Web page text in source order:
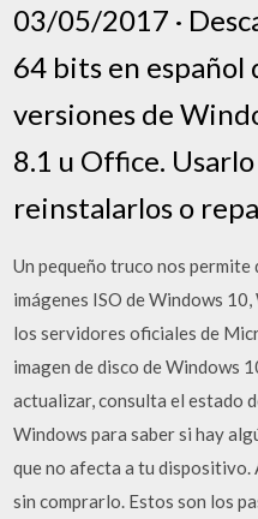
03/05/2017 ·
64 bits en español
versiones de
8.1 u Office.
reinstalarlos o
Un pequeño truco nos
imágenes ISO de Windows
los servidores oficiales de
imagen de disco de Windows
actualizar, consulta el estado
Windows para saber si hay
que no afecta a tu dispositivo.
sin comprarlo. Estos son los